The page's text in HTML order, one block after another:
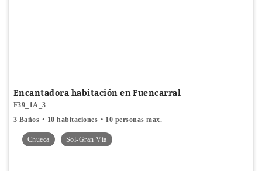
Encantadora habitación en Fuencarral
F39_1A_3
3 Baños
10 habitaciones 10 personas max.
Chueca Sol-Gran Vía